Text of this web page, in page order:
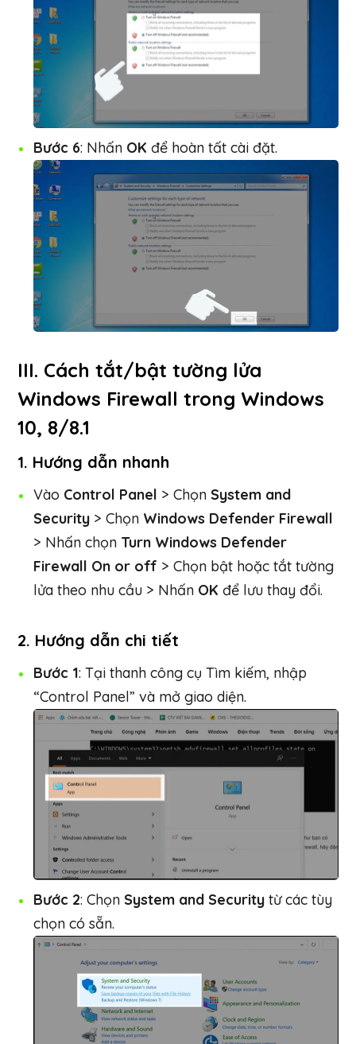
Bước 6: Nhấn OK để hoàn tất cài đặt.
III. Cách tắt/bật tường lửa
Windows Firewall trong Windows
10, 8/8.1
1. Hướng dẫn nhanh
Vào Control Panel > Chọn System and
Security > Chọn Windows Defender Firewall
> Nhấn chọn Turn Windows Defender
Firewall On or off > Chọn bật hoặc tắt tường
lửa theo nhu cầu > Nhấn OK để lưu thay đổi.
2. Hướng dẫn chi tiết
Bước 1: Tại thanh công cụ Tìm kiếm, nhập
“Control Panel” và mở giao diện.
Bước 2: Chọn System and Security từ các tùy
chọn có sẵn.